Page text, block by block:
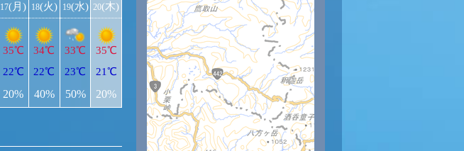
17(月)
35℃
22℃
20%
18(火)
34℃
22℃
40%
19(水)
33℃
23℃
50%
20(木)
35℃
21℃
20%